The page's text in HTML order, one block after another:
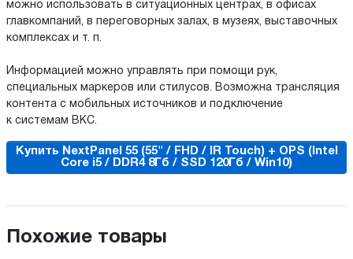
можно использовать в ситуационных центрах, в офисах
главкомпаний, в переговорных залах, в музеях, выставочных
комплексах и т. п.
Информацией можно управлять при помощи рук,
специальных маркеров или стилусов. Возможна трансляция
контента с мобильных источников и подключение
к системам ВКС.
Купить NextPanel 55 (55" / FHD / IR Touch) + OPS (Intel
Core i5 / DDR4 8Гб / SSD 120Гб / Win10)
Похожие товары